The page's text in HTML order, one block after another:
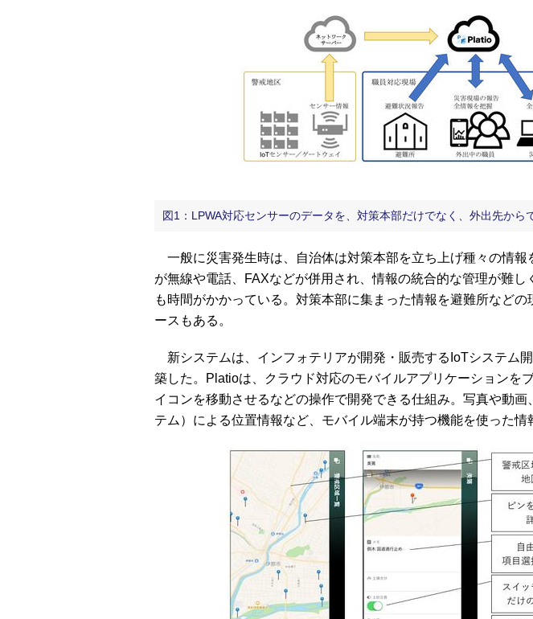
図1：LPWA対応センサーのデータを、対策本部だけでなく、外出先から
一般に災害発生時は、自治体は対策本部を立ち上げ種々の情報
が無線や電話、FAXなどが併用され、情報の統合的な管理が難し
も時間がかかっている。対策本部に集まった情報を避難所などの
ースもある。
新システムは、インフォテリアが開発・販売するIoTシステム
築した。Platioは、クラウド対応のモバイルアプリケーションを
イコンを移動させるなどの操作で開発できる仕組み。写真や動画
テム）による位置情報など、モバイル端末が持つ機能を使った情